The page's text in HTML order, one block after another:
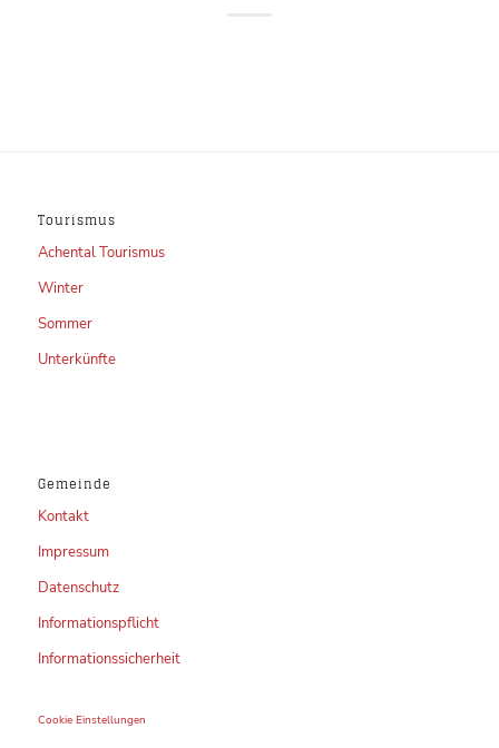
Tourismus
Achental Tourismus
Winter
Sommer
Unterkünfte
Gemeinde
Kontakt
Impressum
Datenschutz
Informationspflicht
Informationssicherheit
Cookie Einstellungen